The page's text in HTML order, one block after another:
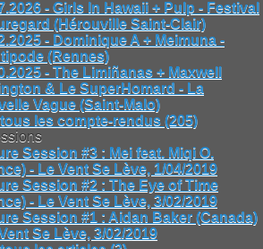
- Girls In Hawaii + Pulp - Festival
(Hérouville Saint-Clair)
- Dominique A + Meimuna -
(Rennes)
- The Limiñanas + Maxwell
& Le SuperHomard - La
Vague (Saint-Malo)
les compte-rendus (205)
Session #3 : Mei feat. Miqi O.
- Le Vent Se Lève, 1/04/2019
Session #2 : The Eye of Time
- Le Vent Se Lève, 3/02/2019
Session #1 : Aidan Baker (Canada)
Se Lève, 3/02/2019